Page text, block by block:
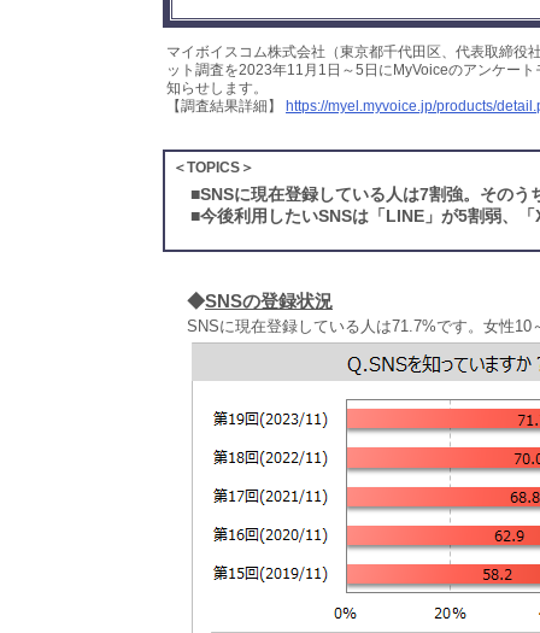
マイボイスコム株式会社（東京都千代田区、代表取締
ット調査を2023年11月1日～5日にMyVoiceのアンケー
知らせします。
【調査結果詳細】
https://myel.myvoice.jp/products/
＜TOPICS＞
■SNSに現在登録している人は7割強。その
■今後利用したいSNSは「LINE」が5割弱、
◆SNSの登録状況
SNSに現在登録している人は71.7%です。女性